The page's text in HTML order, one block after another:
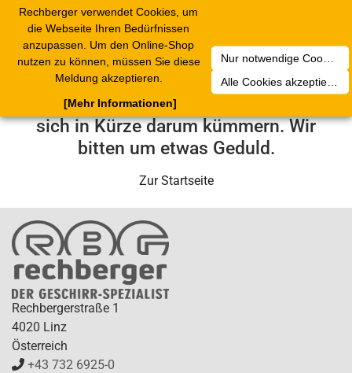
Rechberger verwendet Cookies, um
die Webseite Ihren Bedürfnissen
anzupassen. Um den Online-Shop
nutzen zu können, müssen Sie diese
Meldung akzeptieren.
Nur notwendige Cookies akzeptieren
Alle Cookies akzeptieren
[Mehr Informationen]
Leider ist ein technischer Fehler
aufgetreten. Unser Service-Team wird
sich in Kürze darum kümmern. Wir
bitten um etwas Geduld.
Zur Startseite
Rechbergerstraße 1
4020 Linz
Österreich
+43 732 6925-0